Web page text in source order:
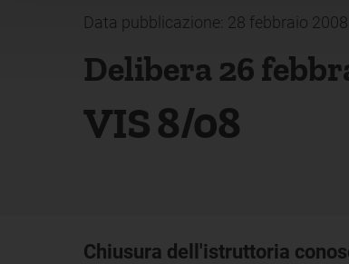
Data pubblicazione: 28 febbraio 2008
Delibera 26
VIS 8/08
Chiusura dell'istruttoria